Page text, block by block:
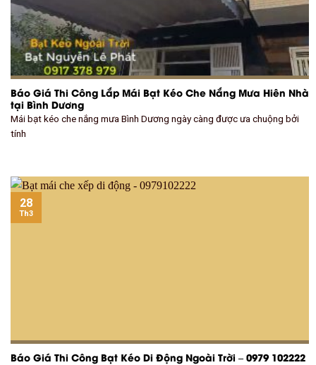
Báo Giá Thi Công Lắp Mái Bạt Kéo Che Nắng Mưa Hiên Nhà
tại Bình Dương
Mái bạt kéo che nắng mưa Bình Dương ngày càng được ưa chuộng bởi
tính
Báo Giá Thi Công Bạt Kéo Di Động Ngoài Trời – 0979 102222
28
Th3